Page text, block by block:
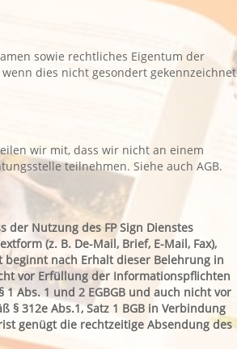
sowie rechtliches Eigentum der
dies nicht gesondert gekennzeichnet
wir mit, dass wir nicht an einem
teilnehmen. Siehe auch AGB.
der Nutzung des FP Sign Dienstes
(z. B. De-Mail, Brief, E-Mail, Fax),
nach Erhalt dieser Belehrung in
vor Erfüllung der Informationspflichten
Abs. 1 und 2 EGBGB und auch nicht vor
312e Abs.1, Satz 1 BGB in Verbindung
genügt die rechtzeitige Absendung des